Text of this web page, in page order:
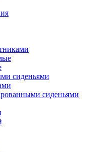
сиденьями
сиденьями